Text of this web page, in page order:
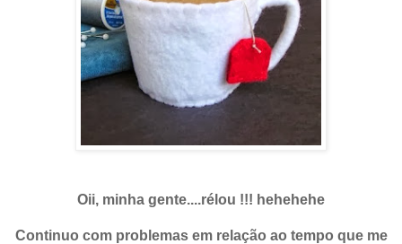
Oii, minha gente....rélou !!! hehehehe
Continuo com problemas em relação ao tempo que me